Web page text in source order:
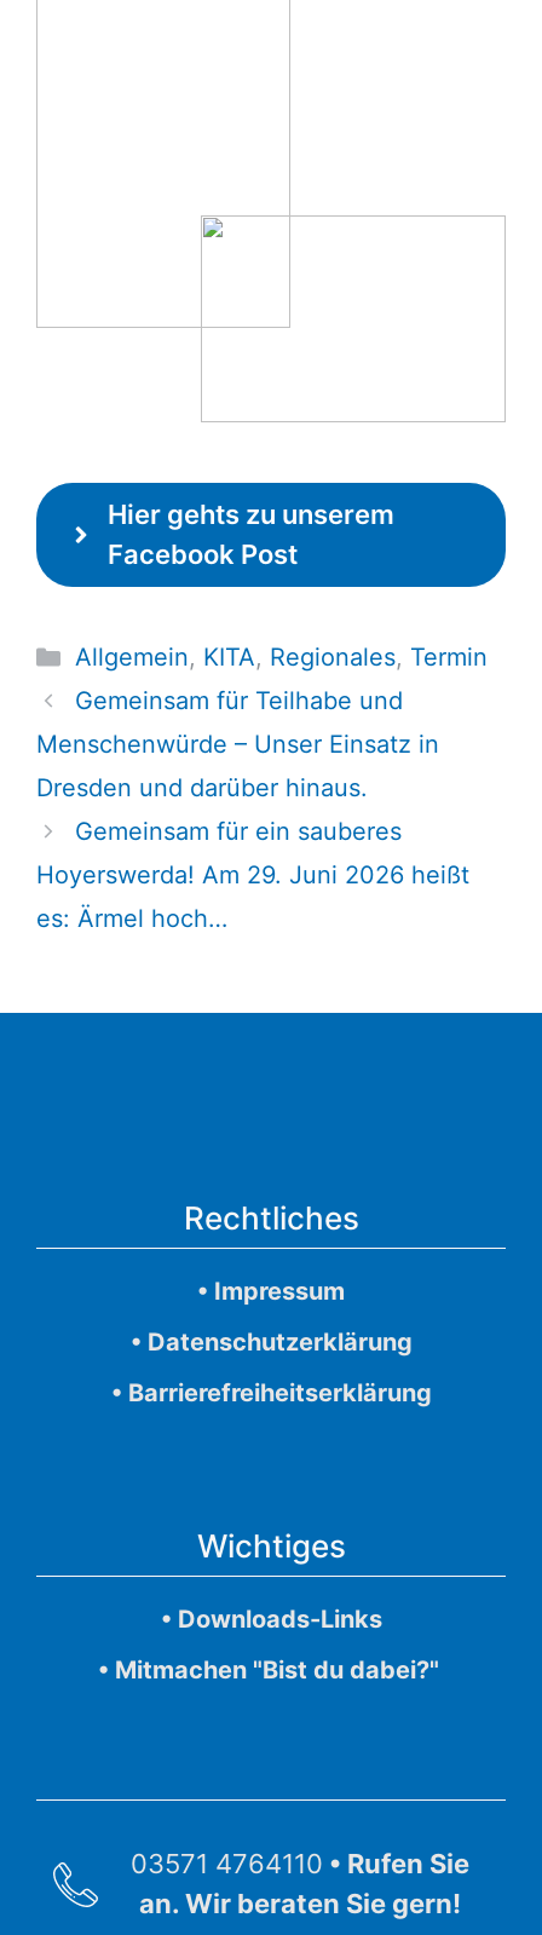
Hier gehts zu unserem
Facebook Post
Kategorien
Allgemein, KITA, Regionales, Termin
Gemeinsam für Teilhabe und
Menschenwürde – Unser Einsatz in
Dresden und darüber hinaus.
Gemeinsam für ein sauberes
Hoyerswerda! Am 29. Juni 2026 heißt
es: Ärmel hoch…
Rechtliches
• Impressum
• Datenschutzerklärung
• Barrierefreiheitserklärung
Wichtiges
• Downloads-Links
• Mitmachen "Bist du dabei?"
03571 4764110 • Rufen Sie
an. Wir beraten Sie gern!